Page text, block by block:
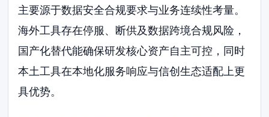
主要源于数据安全合规要求与业务连续性考量。
海外工具存在停服、断供及数据跨境合规风险，
国产化替代能确保研发核心资产自主可控，同时
本土工具在本地化服务响应与信创生态适配上更
具优势。